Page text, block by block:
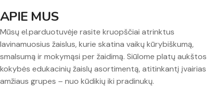
APIE MUS
Mūsų el.parduotuvėje rasite kruopščiai atrinktus
lavinamuosius žaislus, kurie skatina vaikų kūrybiškumą,
smalsumą ir mokymąsi per žaidimą. Siūlome platų aukštos
kokybės edukacinių žaislų asortimentą, atitinkantį įvairias
amžiaus grupes – nuo kūdikių iki pradinukų.